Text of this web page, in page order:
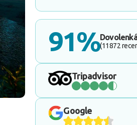
91%(11872
Tripadvisor
Google